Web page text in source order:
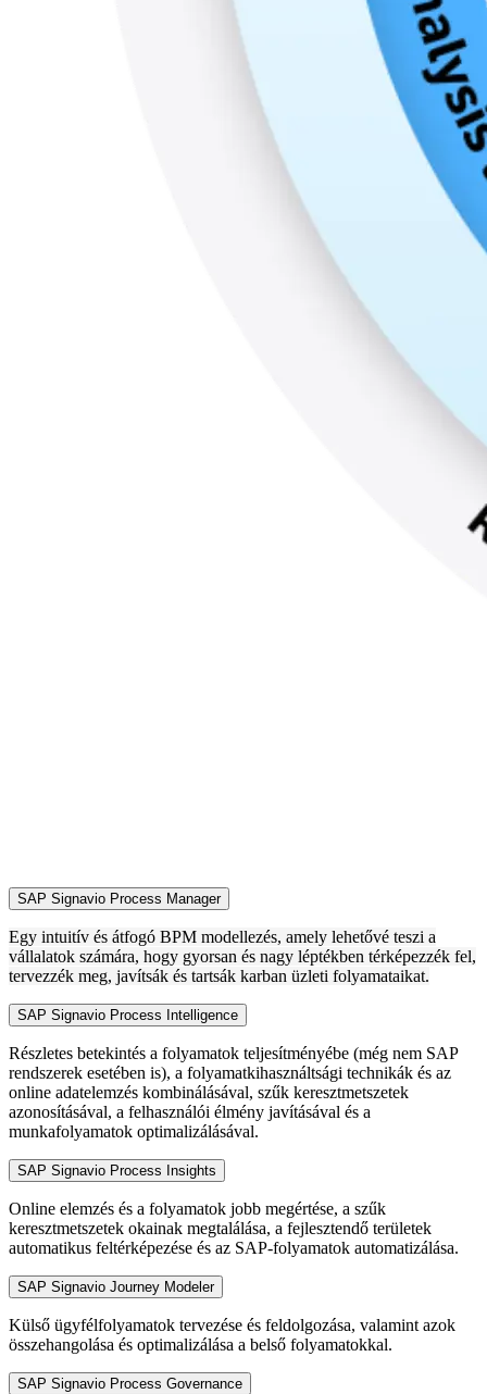
SAP Signavio Process Manager
Egy intuitív és átfogó BPM modellezés, amely lehetővé teszi a
vállalatok számára, hogy gyorsan és nagy léptékben térképezzék fel,
tervezzék meg, javítsák és tartsák karban üzleti folyamataikat.
SAP Signavio Process Intelligence
Részletes betekintés a folyamatok teljesítményébe (még nem SAP
rendszerek esetében is), a folyamatkihasználtsági technikák és az
online adatelemzés kombinálásával, szűk keresztmetszetek
azonosításával, a felhasználói élmény javításával és a
munkafolyamatok optimalizálásával.
SAP Signavio Process Insights
Online elemzés és a folyamatok jobb megértése, a szűk
keresztmetszetek okainak megtalálása, a fejlesztendő területek
automatikus feltérképezése és az SAP-folyamatok automatizálása.
SAP Signavio Journey Modeler
Külső ügyfélfolyamatok tervezése és feldolgozása, valamint azok
összehangolása és optimalizálása a belső folyamatokkal.
SAP Signavio Process Governance